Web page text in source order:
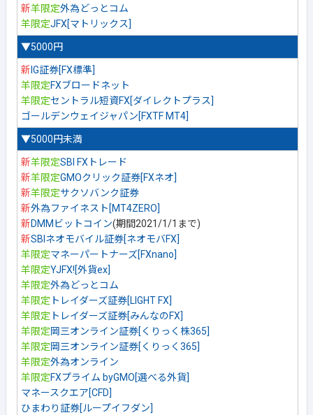
新羊限定外為どっとコム
羊限定JFX[マトリックス]
▼5000円
新 IG証券[FX標準]
羊限定FXブロードネット
羊限定セントラル短資FX[ダイレクトプラス]
ゴールデンウェイジャパン[FXTF MT4]
▼5000円未満
新羊限定SBI FXトレード
新羊限定GMOクリック証券[FXネオ]
新羊限定サクソバンク証券
新外為ファイネスト[MT4ZERO]
新DMMビットコイン(期間2021/1/1まで)
新SBIネオモバイル証券[ネオモバFX]
羊限定マネーパートナーズ[FXnano]
羊限定YJFX![外貨ex]
羊限定外為どっとコム
羊限定 トレイダーズ証券[LIGHT FX]
羊限定 トレイダーズ証券[みんなのFX]
羊限定岡三オンライン証券[くりっく株365]
羊限定岡三オンライン証券[くりっく365]
羊限定外為オンライン
羊限定FXプライム byGMO[選べる外貨]
マネースクエア[CFD]
ひまわり証券[ループイフダン]